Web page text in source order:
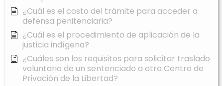
¿Cuál es el costo del trámite para acceder a
defensa penitenciaria?
¿Cuál es el procedimiento de aplicación de la
justicia indígena?
¿Cuáles son los requisitos para solicitar traslado
voluntario de un sentenciado a otro Centro de
Privación de la Libertad?